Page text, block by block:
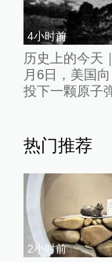
4小时前
历史上的今天
月6日，美国
投下一颗原子
热门推荐
2小时前